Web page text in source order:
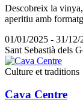
Descobreix la
aperitiu amb
01/01/2025 - 31/12/
Sant Sebastià dels
Culture et traditions
Cava Centre